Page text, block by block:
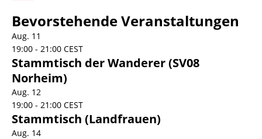
Bevorstehende Veranstaltungen
Aug. 11
19:00 - 21:00 CEST
Stammtisch der Wanderer (SV08
Norheim)
Aug. 12
19:00 - 21:00 CEST
Stammtisch (Landfrauen)
Aug. 14